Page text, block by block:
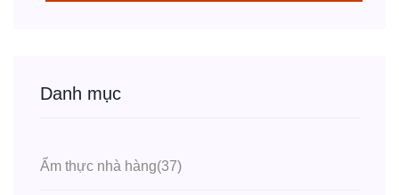
Danh mục
Ẩm thực nhà hàng(37)